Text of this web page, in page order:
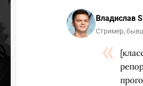
Владислав
Стример,